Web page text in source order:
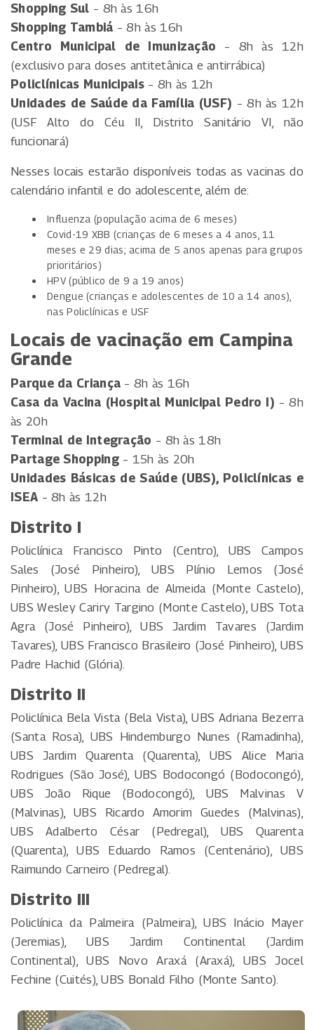
Shopping Sul – 8h às 16h
Shopping Tambiá – 8h às 16h
Centro Municipal de Imunização – 8h às 12h
(exclusivo para doses antitetânica e antirrábica)
Policlínicas Municipais– 8h às 12h
Unidades de Saúde da Família (USF) – 8h às 12h
(USF Alto do Céu II, Distrito Sanitário VI, não
funcionará)
Nesses locais estarão disponíveis todas as vacinas do
calendário infantil e do adolescente, além de:
Influenza (população acima de 6 meses)
Covid-19 XBB (crianças de 6 meses a 4 anos, 11
meses e 29 dias; acima de 5 anos apenas para grupos
prioritários)
HPV (público de 9 a 19 anos)
Dengue (crianças e adolescentes de 10 a 14 anos),
nas Policlínicas e USF
Locais de vacinação em Campina
Grande
Parque da Criança – 8h às 16h
Casa da Vacina (Hospital Municipal Pedro I) – 8h
às 20h
Terminal de Integração – 8h às 18h
Partage Shopping– 15h às 20h
Unidades Básicas de Saúde (UBS), Policlínicas e
ISEA – 8h às 12h
Distrito I
Policlínica Francisco Pinto (Centro), UBS Campos
Sales (José Pinheiro), UBS Plínio Lemos (José
Pinheiro), UBS Horacina de Almeida (Monte Castelo),
UBS Wesley Cariry Targino (Monte Castelo), UBS Tota
Agra (José Pinheiro), UBS Jardim Tavares (Jardim
Tavares), UBS Francisco Brasileiro (José Pinheiro), UBS
Padre Hachid (Glória).
Distrito II
Policlínica Bela Vista (Bela Vista), UBS Adriana Bezerra
(Santa Rosa), UBS Hindemburgo Nunes (Ramadinha),
UBS Jardim Quarenta (Quarenta), UBS Alice Maria
Rodrigues (São José), UBS Bodocongó (Bodocongó),
UBS João Rique (Bodocongó), UBS Malvinas V
(Malvinas), UBS Ricardo Amorim Guedes (Malvinas),
UBS Adalberto César (Pedregal), UBS Quarenta
(Quarenta), UBS Eduardo Ramos (Centenário), UBS
Raimundo Carneiro (Pedregal).
Distrito III
Policlínica da Palmeira (Palmeira), UBS Inácio Mayer
(Jeremias), UBS Jardim Continental (Jardim
Continental), UBS Novo Araxá (Araxá), UBS Jocel
Fechine (Cuités), UBS Bonald Filho (Monte Santo).